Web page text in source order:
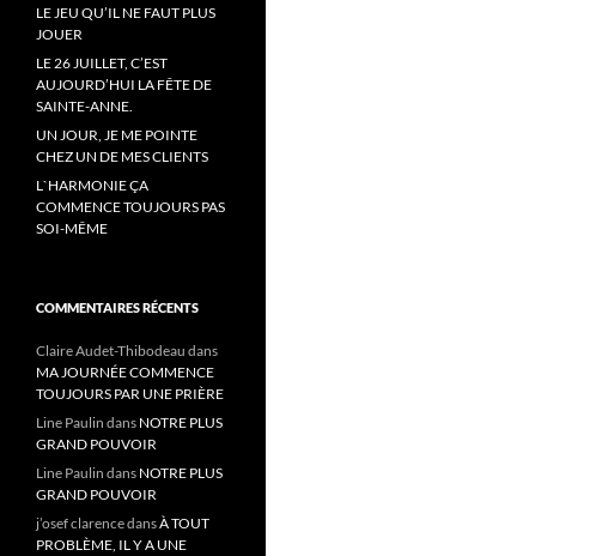
LE JEU QU’IL NE FAUT PLUS
JOUER
LE 26 JUILLET, C’EST
AUJOURD’HUI LA FÊTE DE
SAINTE-ANNE.
UN JOUR, JE ME POINTE
CHEZ UN DE MES CLIENTS
L`HARMONIE ÇA
COMMENCE TOUJOURS PAS
SOI-MÊME
COMMENTAIRES RÉCENTS
Claire Audet-Thibodeau dans
MA JOURNÉE COMMENCE
TOUJOURS PAR UNE PRIÈRE
Line Paulin dans NOTRE PLUS
GRAND POUVOIR
Line Paulin dans NOTRE PLUS
GRAND POUVOIR
j’osef clarencedansÀ TOUT
PROBLÈME, IL Y A UNE